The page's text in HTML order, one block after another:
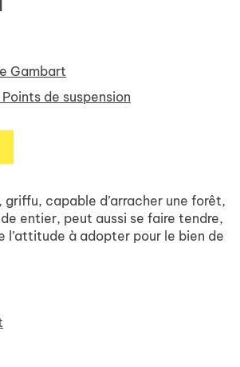
Gambart
de suspension
griffu, capable d’arracher une forêt,
entier, peut aussi se faire tendre,
l’attitude à adopter pour le bien de